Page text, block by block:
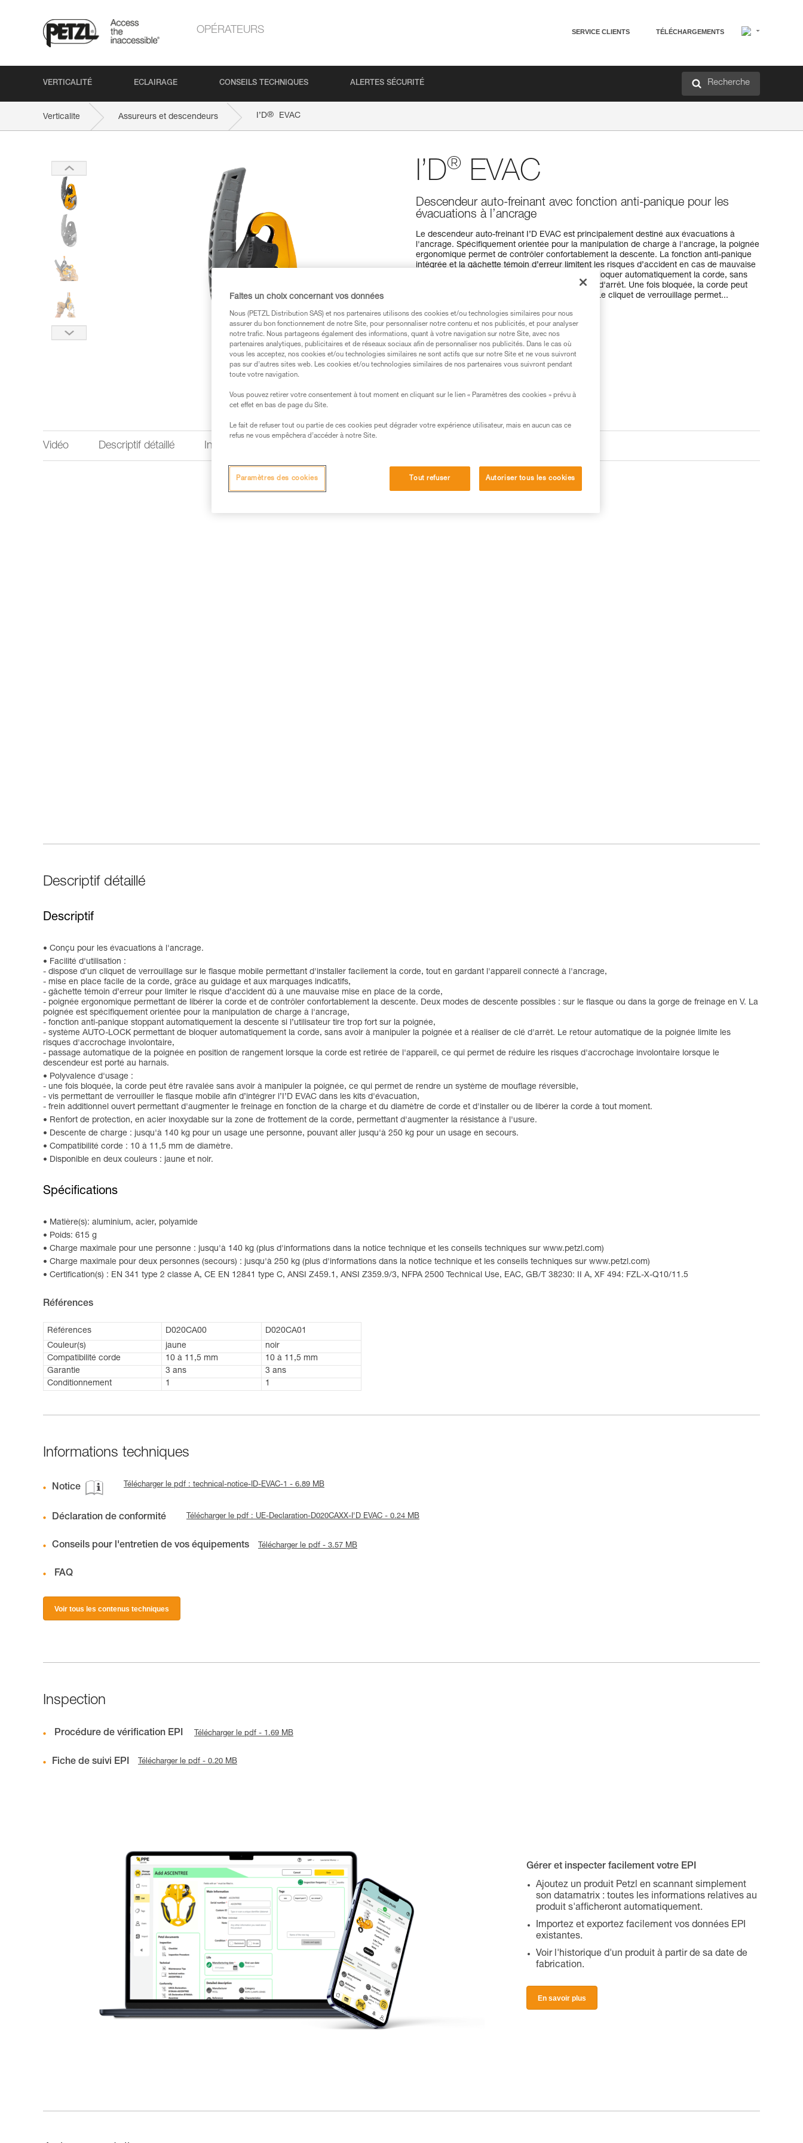
OPÉRATEURS SERVICE CLIENTS TÉLÉCHARGEMENTS
VERTICALITÉ ECLAIRAGE CONSEILS TECHNIQUES ALERTES SÉCURITÉ Recherche
Verticalite Assureurs et descendeurs I’D® EVAC
I’D® EVAC
Descendeur auto-freinant avec fonction anti-panique pour les
évacuations à l’ancrage
Le descendeur auto-freinant I’D EVAC est principalement destiné aux évacuations à
l'ancrage. Spécifiquement orientée pour la manipulation de charge à l'ancrage, la poignée
ergonomique permet de contrôler confortablement la descente. La fonction anti-panique
intégrée et la gâchette témoin d’erreur limitent les risques d’accident en cas de mauvaise
utilisation. Le système AUTO-LOCK permet de bloquer automatiquement la corde, sans
avoir à manipuler la poignée et à réaliser de clé d'arrêt. Une fois bloquée, la corde peut
être ravalée sans avoir à manipuler la poignée. Le cliquet de verrouillage permet...
Trouvez un revendeur
Vidéo Descriptif détaillé Informations techniques
Descriptif détaillé
Descriptif
Conçu pour les évacuations à l'ancrage.
Facilité d'utilisation :
- dispose d’un cliquet de verrouillage sur le flasque mobile permettant d'installer facilement la corde, tout en gardant l'appareil connecté à l'ancrage,
- mise en place facile de la corde, grâce au guidage et aux marquages indicatifs,
- gâchette témoin d’erreur pour limiter le risque d’accident dû à une mauvaise mise en place de la corde,
- poignée ergonomique permettant de libérer la corde et de contrôler confortablement la descente. Deux modes de descente possibles : sur le flasque ou dans la gorge de freinage en V. La
poignée est spécifiquement orientée pour la manipulation de charge à l'ancrage,
- fonction anti-panique stoppant automatiquement la descente si l’utilisateur tire trop fort sur la poignée,
- système AUTO-LOCK permettant de bloquer automatiquement la corde, sans avoir à manipuler la poignée et à réaliser de clé d'arrêt. Le retour automatique de la poignée limite les
risques d'accrochage involontaire,
- passage automatique de la poignée en position de rangement lorsque la corde est retirée de l'appareil, ce qui permet de réduire les risques d'accrochage involontaire lorsque le
descendeur est porté au harnais.
Polyvalence d'usage :
- une fois bloquée, la corde peut être ravalée sans avoir à manipuler la poignée, ce qui permet de rendre un système de mouflage réversible,
- vis permettant de verrouiller le flasque mobile afin d’intégrer l’I’D EVAC dans les kits d'évacuation,
- frein additionnel ouvert permettant d'augmenter le freinage en fonction de la charge et du diamètre de corde et d'installer ou de libérer la corde à tout moment.
Renfort de protection, en acier inoxydable sur la zone de frottement de la corde, permettant d'augmenter la résistance à l'usure.
Descente de charge : jusqu'à 140 kg pour un usage une personne, pouvant aller jusqu'à 250 kg pour un usage en secours.
Compatibilité corde : 10 à 11,5 mm de diamètre.
Disponible en deux couleurs : jaune et noir.
Spécifications
Matière(s): aluminium, acier, polyamide
Poids: 615 g
Charge maximale pour une personne : jusqu'à 140 kg (plus d'informations dans la notice technique et les conseils techniques sur www.petzl.com)
Charge maximale pour deux personnes (secours) : jusqu'à 250 kg (plus d'informations dans la notice technique et les conseils techniques sur www.petzl.com)
Certification(s) : EN 341 type 2 classe A, CE EN 12841 type C, ANSI Z459.1, ANSI Z359.9/3, NFPA 2500 Technical Use, EAC, GB/T 38230: II A, XF 494: FZL-X-Q10/11.5
Références
Références D020CA00
D020CA01
Couleur(s)
jaune
noir
Compatibilité corde
10 à 11,5 mm
10 à 11,5 mm
Garantie
3 ans
3 ans
Conditionnement
1 1
Informations techniques
Notice Télécharger le pdf : technical-notice-ID-EVAC-1 - 6.89 MB
Déclaration de conformité Télécharger le pdf : UE-Declaration-D020CAXX-I'D EVAC - 0.24 MB
Conseils pour l'entretien de vos équipements Télécharger le pdf - 3.57 MB
FAQ
Voir tous les contenus techniques
Inspection
Procédure de vérification EPI Télécharger le pdf - 1.69 MB
Fiche de suivi EPI Télécharger le pdf - 0.20 MB
Gérer et inspecter facilement votre EPI
Ajoutez un produit Petzl en scannant simplement
son datamatrix : toutes les informations relatives au
produit s'afficheront automatiquement.
Importez et exportez facilement vos données EPI
existantes.
Voir l'historique d'un produit à partir de sa date de
fabrication.
En savoir plus
Faites un choix concernant vos données
Nous (PETZL Distribution SAS) et nos partenaires utilisons des cookies et/ou technologies similaires pour nous
assurer du bon fonctionnement de notre Site, pour personnaliser notre contenu et nos publicités, et pour analyser
notre trafic. Nous partageons également des informations, quant à votre navigation sur notre Site, avec nos
partenaires analytiques, publicitaires et de réseaux sociaux afin de personnaliser nos publicités. Dans le cas où
vous les acceptez, nos cookies et/ou technologies similaires ne sont actifs que sur notre Site et ne vous suivront
pas sur d’autres sites web. Les cookies et/ou technologies similaires de nos partenaires vous suivront pendant
toute votre navigation.
Vous pouvez retirer votre consentement à tout moment en cliquant sur le lien « Paramètres des cookies » prévu à
cet effet en bas de page du Site.
Le fait de refuser tout ou partie de ces cookies peut dégrader votre expérience utilisateur, mais en aucun cas ce
refus ne vous empêchera d’accéder à notre Site.
Tout refuser Autoriser tous les cookies
Paramètres des cookies